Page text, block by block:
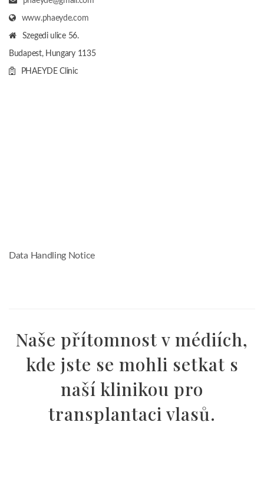
www.phaeyde.com
Szegedi ulice 56.
Budapest, Hungary 1135
PHAEYDE Clinic
Data Handling Notice
Naše přítomnost v médiích,
kde jste se mohli setkat s
naší klinikou pro
transplantaci vlasů.